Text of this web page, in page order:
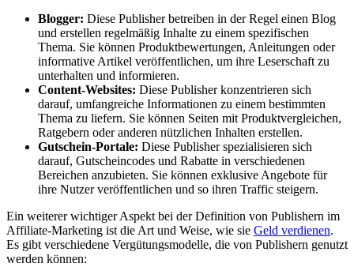
Blogger: Diese Publisher betreiben in der Regel einen Blog
und erstellen regelmäßig Inhalte zu einem spezifischen
Thema. Sie können Produktbewertungen, Anleitungen oder
informative Artikel veröffentlichen, um ihre Leserschaft zu
unterhalten und informieren.
Content-Websites: Diese Publisher konzentrieren sich
darauf, umfangreiche Informationen zu einem bestimmten
Thema zu liefern. Sie können Seiten mit Produktvergleichen,
Ratgebern oder anderen nützlichen Inhalten erstellen.
Gutschein-Portale: Diese Publisher spezialisieren sich
darauf, Gutscheincodes und Rabatte in verschiedenen
Bereichen anzubieten. Sie können exklusive Angebote für
ihre Nutzer veröffentlichen und so ihren Traffic steigern.
Ein weiterer wichtiger Aspekt bei der Definition von Publishern im
Affiliate-Marketing ist die Art und Weise, wie sie Geld verdienen.
Es gibt verschiedene Vergütungsmodelle, die von Publishern genutzt
werden können: